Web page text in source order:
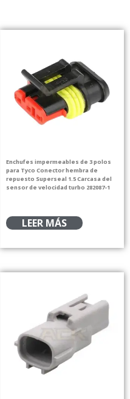
Enchufes impermeables de 3 polos
para Tyco Conector hembra de
repuesto Superseal 1.5 Carcasa del
sensor de velocidad turbo 282087-1
LEER MÁS